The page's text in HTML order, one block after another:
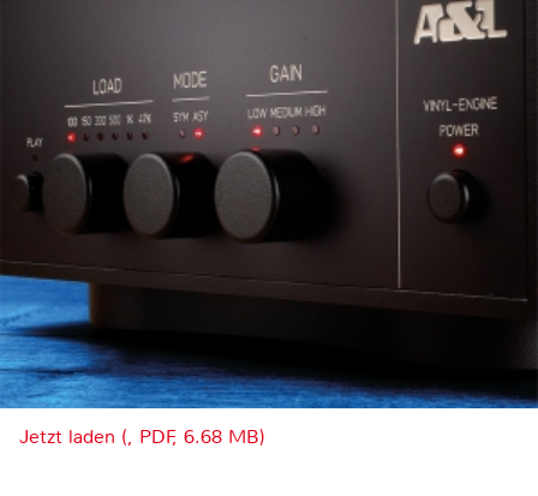
Jetzt laden (, PDF, 6.68 MB)